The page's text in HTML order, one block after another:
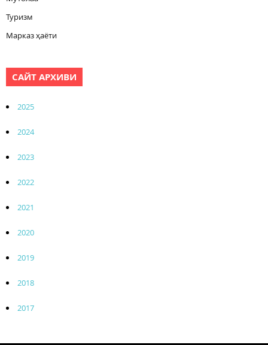
Туризм
Марказ ҳаёти
САЙТ АРХИВИ
2025
2024
2023
2022
2021
2020
2019
2018
2017